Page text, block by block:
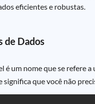
eficientes e robustas.
de Dados
é um nome que se refere
significa que você não